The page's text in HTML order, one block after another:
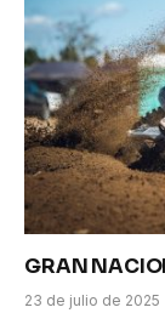
GRAN
23 de julio de 2025